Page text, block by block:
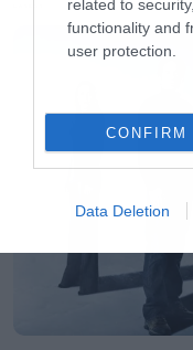
related to
functionality and
user protection.
CONFIRM
Data Deletion